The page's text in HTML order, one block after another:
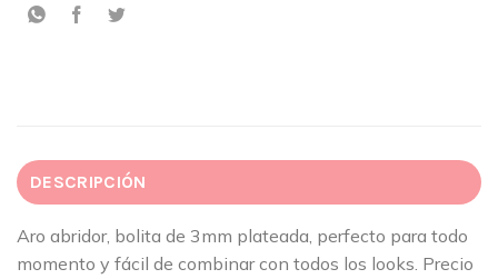
DESCRIPCIÓN
Aro abridor, bolita de 3mm plateada, perfecto para todo
momento y fácil de combinar con todos los looks. Precio